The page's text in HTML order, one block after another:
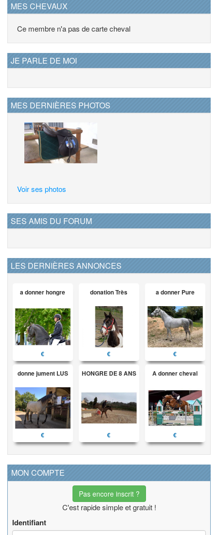
MES CHEVAUX
Ce membre n'a pas de carte cheval
JE PARLE DE MOI
MES DERNIÈRES PHOTOS
Voir ses photos
SES AMIS DU FORUM
LES DERNIÈRES ANNONCES
a donner hongre
€
donation Très
€
a donner Pure
€
donne jument LUS
€
HONGRE DE 8 ANS
€
A donner cheval
€
MON COMPTE
Pas encore inscrit ?
C'est rapide simple et gratuit !
Identifiant